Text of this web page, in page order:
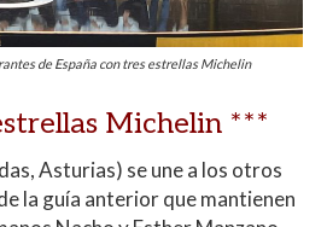
de España con tres estrellas Michelin
Michelin ***
Asturias) se une a los otros
la guía anterior que mantienen